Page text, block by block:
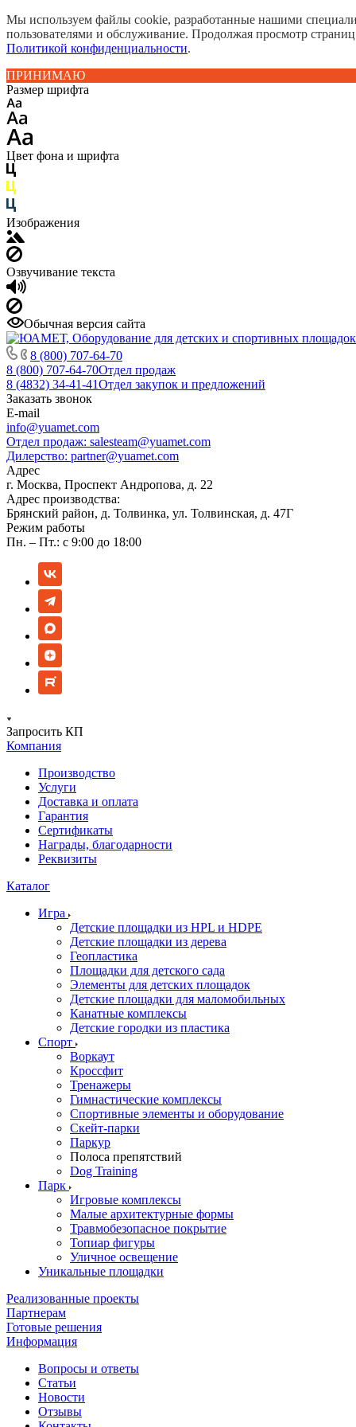
Мы используем файлы cookie, разработанные нашими
пользователями и обслуживание. Продолжая просмотр
Политикой конфиденциальности.
ПРИНИМАЮ
Размер шрифта
Цвет фона и шрифта
Изображения
Озвучивание текста
Обычная версия сайта
8 (800) 707-64-70
8 (800) 707-64-70Отдел продаж
8 (4832) 34-41-41Отдел закупок и предложений
Заказать звонок
E-mail
info@yuamet.com
Отдел продаж: salesteam@yuamet.com
Дилерство: partner@yuamet.com
Адрес
г. Москва, Проспект Андропова, д. 22
Адрес производства:
Брянский район, д. Толвинка, ул. Толвинская, д. 47Г
Режим работы
Пн. – Пт.: с 9:00 до 18:00
Запросить КП
Компания
Производство
Услуги
Доставка и оплата
Гарантия
Сертификаты
Награды, благодарности
Реквизиты
Каталог
Игра
Детские площадки из HPL и HDPE
Детские площадки из дерева
Геопластика
Площадки для детского сада
Элементы для детских площадок
Детские площадки для маломобильных
Канатные комплексы
Детские городки из пластика
Спорт
Воркаут
Кроссфит
Тренажеры
Гимнастические комплексы
Спортивные элементы и оборудование
Скейт-парки
Паркур
Полоса препятствий
Dog Training
Парк
Игровые комплексы
Малые архитектурные формы
Травмобезопасное покрытие
Топиар фигуры
Уличное освещение
Уникальные площадки
Реализованные проекты
Партнерам
Готовые решения
Информация
Вопросы и ответы
Статьи
Новости
Отзывы